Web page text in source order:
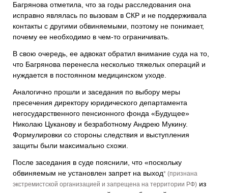
Багрянова отметила, что за годы расследования она
исправно являлась по вызовам в СКР и не поддерживала
контакты с другими обвиняемыми, поэтому не понимает,
почему ее необходимо в чем-то ограничивать.
В свою очередь, ее адвокат обратил внимание суда на то,
что Багрянова перенесла несколько тяжелых операций и
нуждается в постоянном медицинском уходе.
Аналогично прошли и заседания по выбору меры
пресечения директору юридического департамента
негосударственного пенсионного фонда «Будущее»
Николаю Цуканову и безработному Андрею Мукину.
Формулировки со стороны следствия и выступления
защиты были максимально схожи.
После заседания в суде пояснили, что «поскольку
обвиняемым не установлен запрет на выход* (признана
экстремистской организацией и запрещена на территории РФ) из